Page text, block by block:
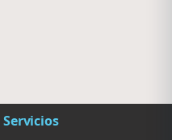
Servicios